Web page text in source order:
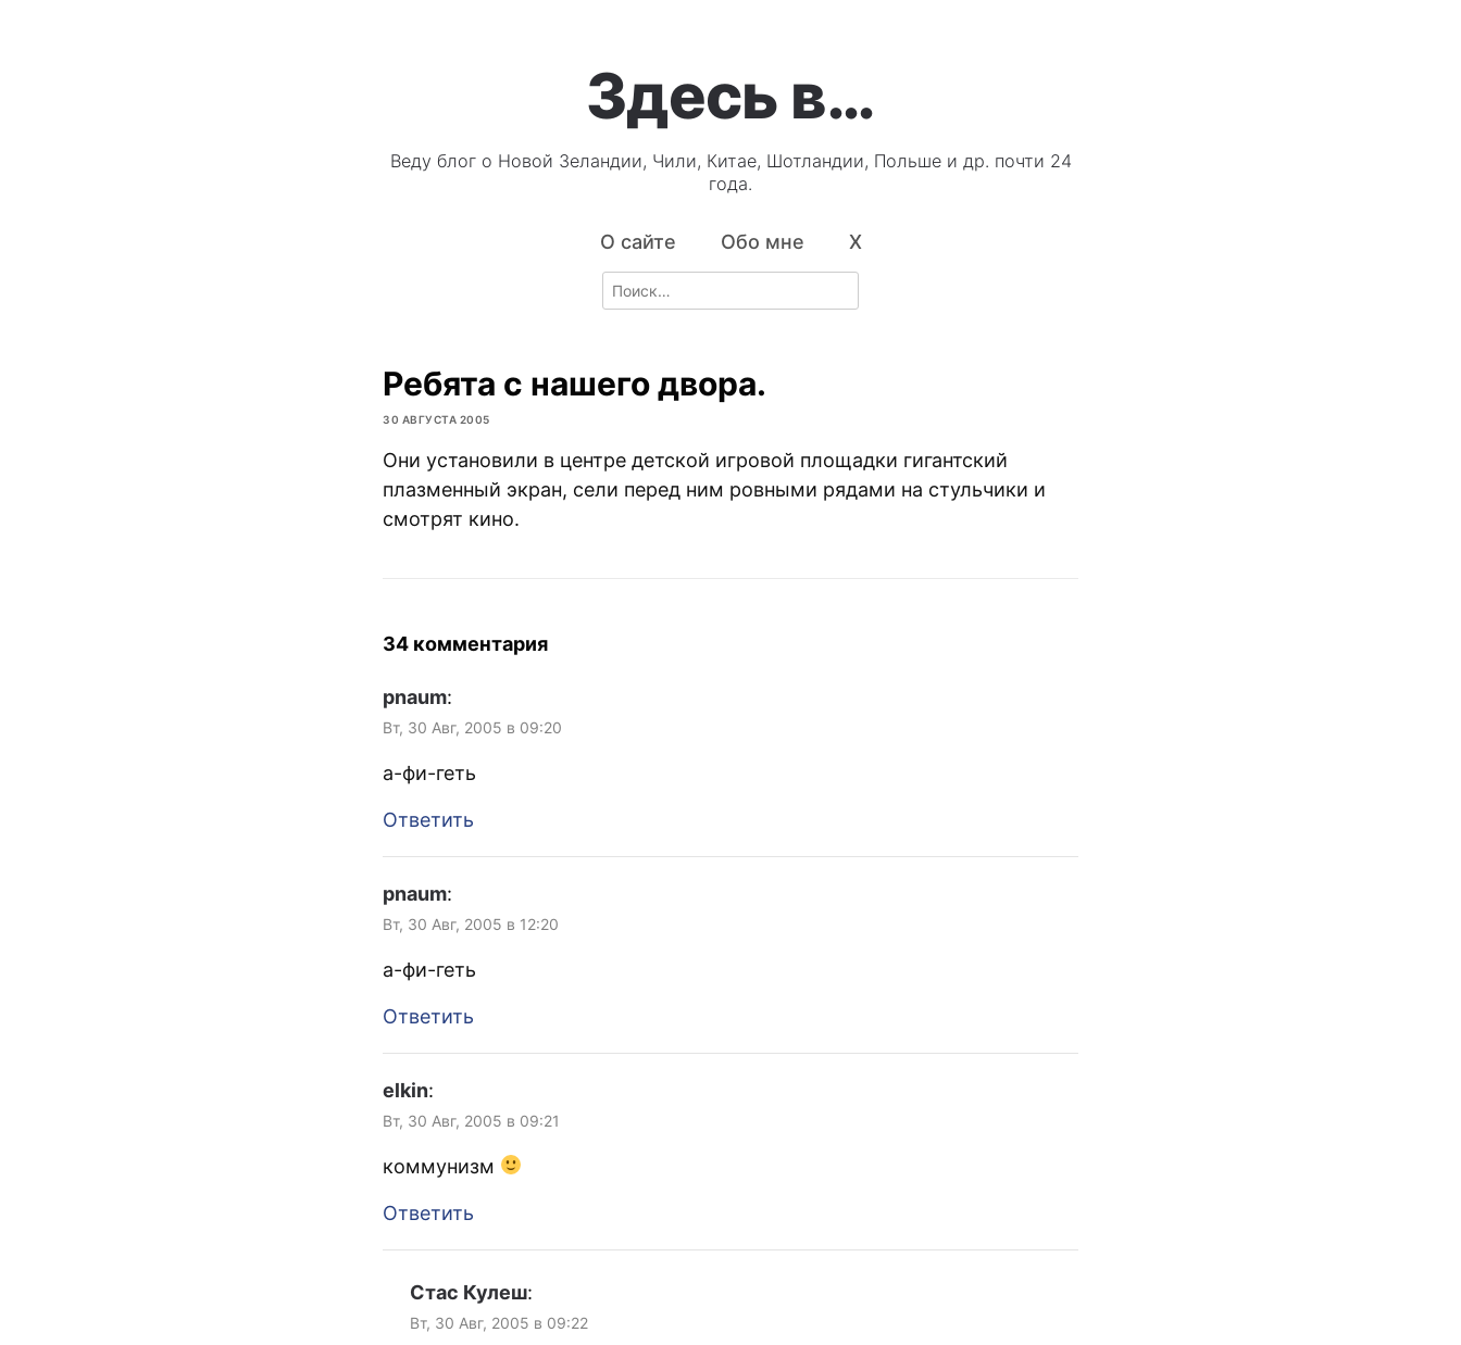
Здесь в…
Веду блог о Новой Зеландии, Чили, Китае, Шотландии, Польше и др. почти 24
года.
О сайте Обо мне X
Search
for:
Ребята с нашего двора.
30 АВГУСТА 2005
Они установили в центре детской игровой площадки гигантский
плазменный экран, сели перед ним ровными рядами на стульчики и
смотрят кино.
34 комментария
pnaum:
Вт, 30 Авг, 2005 в 09:20
а-фи-геть
Ответить
pnaum:
Вт, 30 Авг, 2005 в 12:20
а-фи-геть
Ответить
elkin:
Вт, 30 Авг, 2005 в 09:21
коммунизм
Ответить
Стас Кулеш:
Вт, 30 Авг, 2005 в 09:22